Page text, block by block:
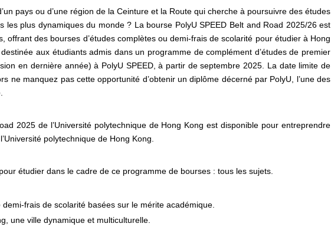
pays ou d’une région de la Ceinture et la Route qui cherche à poursuivre des études
les plus dynamiques du monde ? La bourse PolyU SPEED Belt and Road 2025/26 est
offrant des bourses d’études complètes ou demi-frais de scolarité pour étudier à Hong
aux étudiants admis dans un programme de complément d’études de premier
en dernière année) à PolyU SPEED, à partir de septembre 2025. La date limite de
ne manquez pas cette opportunité d’obtenir un diplôme décerné par PolyU, l’une des
2025 de l’Université polytechnique de Hong Kong est disponible pour entreprendre
polytechnique de Hong Kong.
étudier dans le cadre de ce programme de bourses : tous les sujets.
frais de scolarité basées sur le mérite académique.
une ville dynamique et multiculturelle.